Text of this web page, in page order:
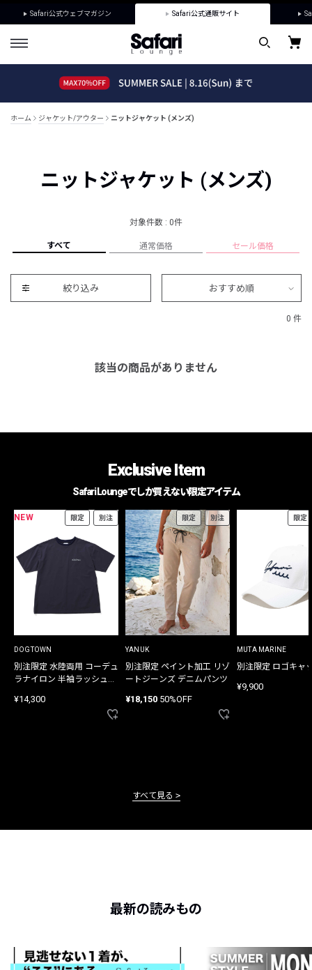
Safari公式ウェブマガジン Safari公式通販サイト
ホーム ジャケット/アウター ニットジャケット (メンズ)
ニットジャケット (メンズ)
対象件数 : 0件
すべて 通常価格 セール価格
絞り込み おすすめ順
0 件
該当の商品がありません
Exclusive Item
Safari Loungeでしか買えない限定アイテム
NEW 限定 別注
DOGTOWN
別注限定 水陸両用 コーデュ
ラナイロン 半袖ラッシュガ
¥14,300
限定 別注
YANUK
別注限定 ペイント加工 リゾ
ートジーンズ デニムパンツ
¥18,150 50%OFF
限定
MUTA MARINE
別注限定 ロゴキャ
¥9,900
すべて見る
最新の読みもの